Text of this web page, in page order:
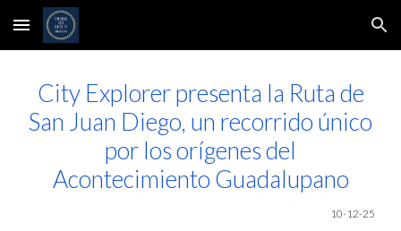
Skip to main content Skip to navigation
City Explorer presenta la Ruta de
San Juan Diego, un recorrido único
por los orígenes del
Acontecimiento Guadalupano
10-12-25